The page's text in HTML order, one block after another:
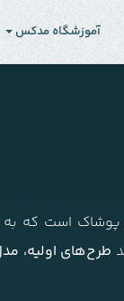
آموزشگاه مدکس
پوشاک است که
طرح‌های اولیه،